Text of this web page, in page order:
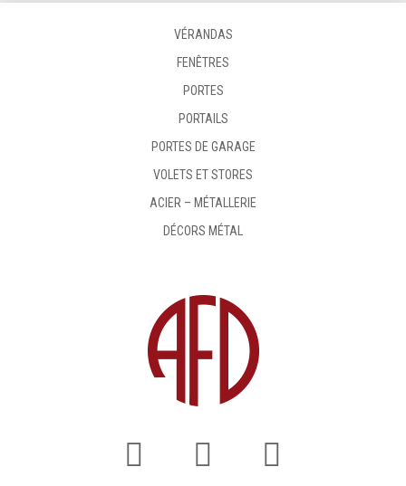
VÉRANDAS
FENÊTRES
PORTES
PORTAILS
PORTES DE GARAGE
VOLETS ET STORES
ACIER – MÉTALLERIE
DÉCORS MÉTAL